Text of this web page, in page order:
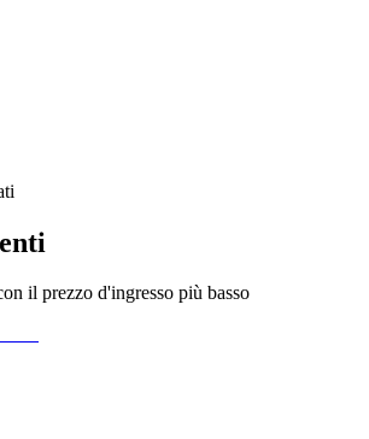
il prezzo d'ingresso più basso